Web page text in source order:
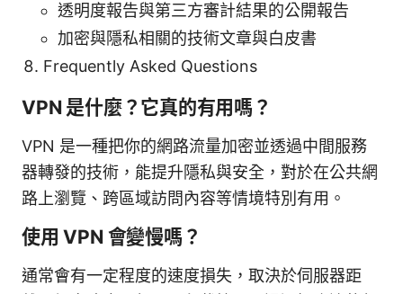
透明度報告與第三方審計結果的公開報告
加密與隱私相關的技術文章與白皮書
Frequently Asked Questions
VPN 是什麼？它真的有用嗎？
VPN 是一種把你的網路流量加密並透過中間服務
器轉發的技術，能提升隱私與安全，對於在公共網
路上瀏覽、跨區域訪問內容等情境特別有用。
使用 VPN 會變慢嗎？
通常會有一定程度的速度損失，取決於伺服器距